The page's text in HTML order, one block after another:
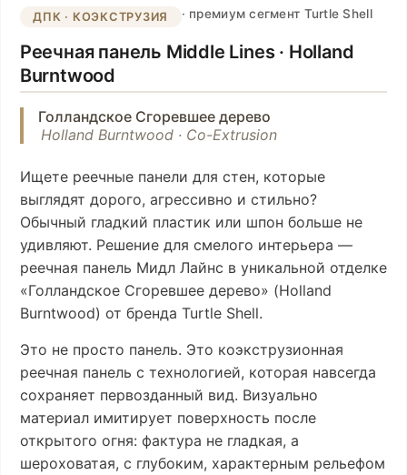
ДПК · КОЭКСТРУЗИЯ · премиум сегмент Turtle Shell
Реечная панель Middle Lines · Holland
Burntwood
Голландское Сгоревшее дерево
Holland Burntwood · Co-Extrusion
Ищете реечные панели для стен, которые
выглядят дорого, агрессивно и стильно?
Обычный гладкий пластик или шпон больше не
удивляют. Решение для смелого интерьера —
реечная панель Мидл Лайнс в уникальной отделке
«Голландское Сгоревшее дерево» (Holland
Burntwood) от бренда Turtle Shell.
Это не просто панель. Это коэкструзионная
реечная панель с технологией, которая навсегда
сохраняет первозданный вид. Визуально
материал имитирует поверхность после
открытого огня: фактура не гладкая, а
шероховатая, с глубоким, характерным рельефом